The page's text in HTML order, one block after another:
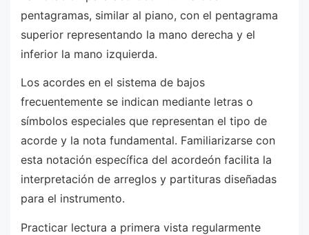
pentagramas, similar al piano, con el pentagrama
superior representando la mano derecha y el
inferior la mano izquierda.
Los acordes en el sistema de bajos
frecuentemente se indican mediante letras o
símbolos especiales que representan el tipo de
acorde y la nota fundamental. Familiarizarse con
esta notación específica del acordeón facilita la
interpretación de arreglos y partituras diseñadas
para el instrumento.
Practicar lectura a primera vista regularmente